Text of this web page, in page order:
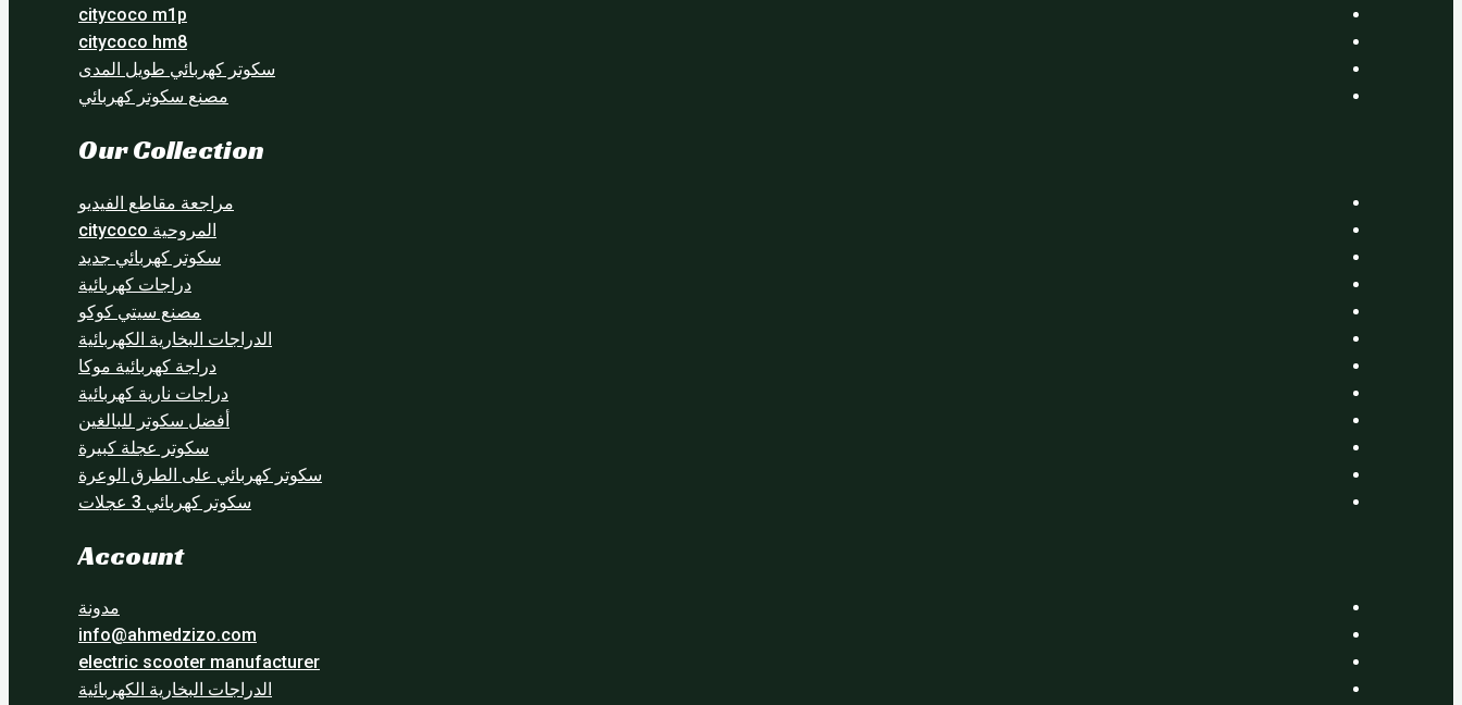
citycoco m1p
citycoco hm8
سكوتر كهربائي طويل المدى
مصنع سكوتر كهربائي
Our Collection
مراجعة مقاطع الفيديو
المروحية citycoco
سكوتر كهربائي جديد
دراجات كهربائية
مصنع سيتي كوكو
الدراجات البخارية الكهربائية
دراجة كهربائية موكا
دراجات نارية كهربائية
أفضل سكوتر للبالغين
سكوتر عجلة كبيرة
سكوتر كهربائي على الطرق الوعرة
سكوتر كهربائي 3 عجلات
Account
مدونة
info@ahmedzizo.com
electric scooter manufacturer
الدراجات البخارية الكهربائية